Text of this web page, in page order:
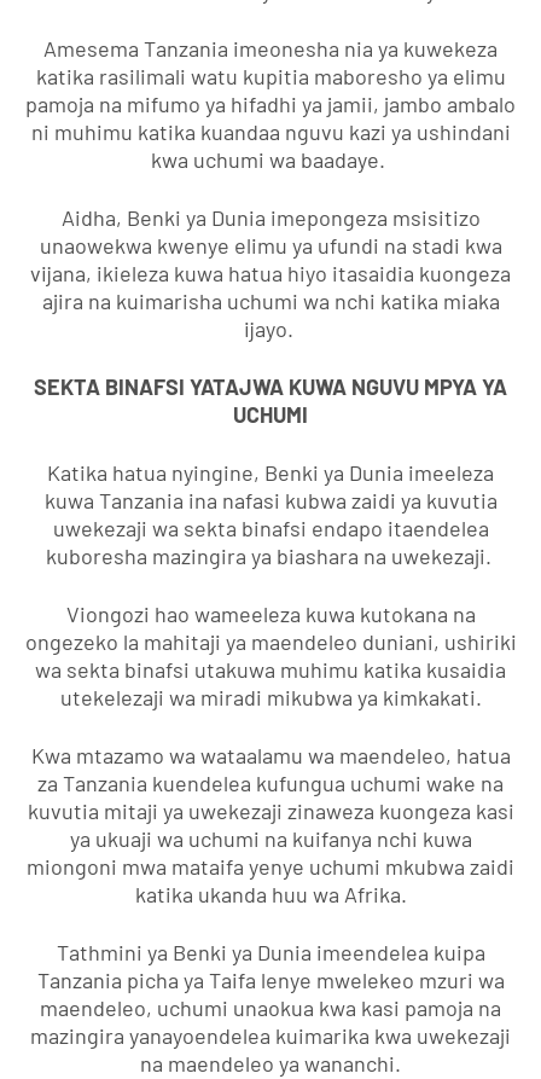
Amesema Tanzania imeonesha nia ya kuwekeza
katika rasilimali watu kupitia maboresho ya elimu
pamoja na mifumo ya hifadhi ya jamii, jambo ambalo
ni muhimu katika kuandaa nguvu kazi ya ushindani
kwa uchumi wa baadaye.
Aidha, Benki ya Dunia imepongeza msisitizo
unaowekwa kwenye elimu ya ufundi na stadi kwa
vijana, ikieleza kuwa hatua hiyo itasaidia kuongeza
ajira na kuimarisha uchumi wa nchi katika miaka
ijayo.
SEKTA BINAFSI YATAJWA KUWA NGUVU MPYA YA
UCHUMI
Katika hatua nyingine, Benki ya Dunia imeeleza
kuwa Tanzania ina nafasi kubwa zaidi ya kuvutia
uwekezaji wa sekta binafsi endapo itaendelea
kuboresha mazingira ya biashara na uwekezaji.
Viongozi hao wameeleza kuwa kutokana na
ongezeko la mahitaji ya maendeleo duniani, ushiriki
wa sekta binafsi utakuwa muhimu katika kusaidia
utekelezaji wa miradi mikubwa ya kimkakati.
Kwa mtazamo wa wataalamu wa maendeleo, hatua
za Tanzania kuendelea kufungua uchumi wake na
kuvutia mitaji ya uwekezaji zinaweza kuongeza kasi
ya ukuaji wa uchumi na kuifanya nchi kuwa
miongoni mwa mataifa yenye uchumi mkubwa zaidi
katika ukanda huu wa Afrika.
Tathmini ya Benki ya Dunia imeendelea kuipa
Tanzania picha ya Taifa lenye mwelekeo mzuri wa
maendeleo, uchumi unaokua kwa kasi pamoja na
mazingira yanayoendelea kuimarika kwa uwekezaji
na maendeleo ya wananchi.